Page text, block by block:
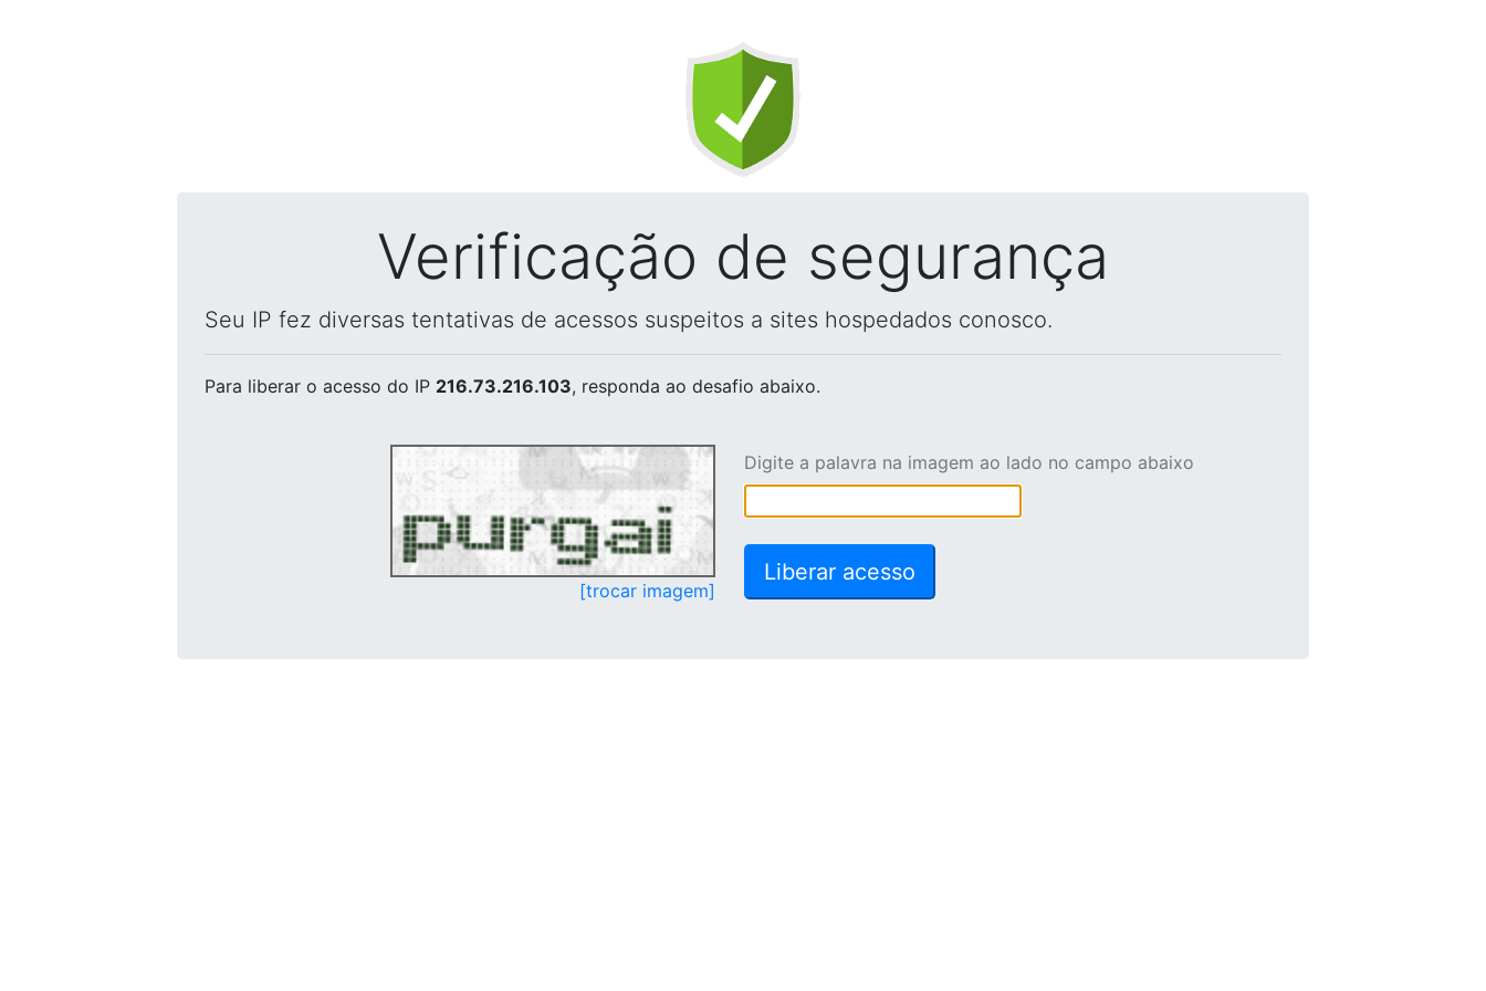
Verificação de segurança
Seu IP fez diversas tentativas de acessos suspeitos a sites hospedados conosco.
Para liberar o acesso do IP 216.73.216.103, responda ao desafio abaixo.
[trocar imagem]
Digite a palavra na imagem ao lado no campo abaixo